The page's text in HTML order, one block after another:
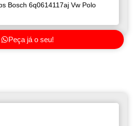
Bosch 6q0614117aj Vw Polo
Peça já o seu!